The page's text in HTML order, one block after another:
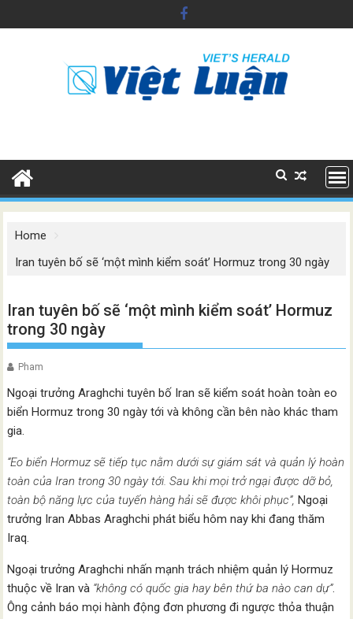
to
Home
Iran tuyên bố sẽ ‘một mình kiểm soát’ Hormuz trong 30 ngày
Iran tuyên bố sẽ ‘một mình kiểm soát’ Hormuz
trong 30 ngày
Pham
Ngoại trưởng Araghchi tuyên bố Iran sẽ kiểm soát hoàn toàn eo
biển Hormuz trong 30 ngày tới và không cần bên nào khác tham
gia.
“Eo biển Hormuz sẽ tiếp tục nằm dưới sự giám sát và quản lý hoàn
toàn của Iran trong 30 ngày tới. Sau khi mọi trở ngại được dỡ bỏ,
toàn bộ năng lực của tuyến hàng hải sẽ được khôi phục”,Ngoại
trưởng Iran Abbas Araghchi phát biểu hôm nay khi đang thăm
Iraq.
Ngoại trưởng Araghchi nhấn mạnh trách nhiệm quản lý Hormuz
thuộc về Iran và “không có quốc gia hay bên thứ ba nào can dự”.
Ông cảnh báo mọi hành động đơn phương đi ngược thỏa thuận